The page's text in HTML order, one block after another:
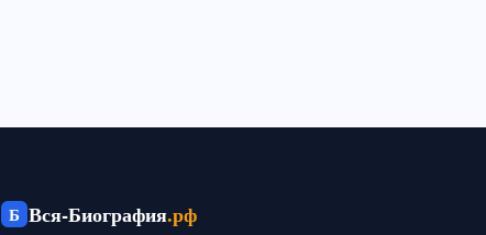
Б Вся-Биография.рф